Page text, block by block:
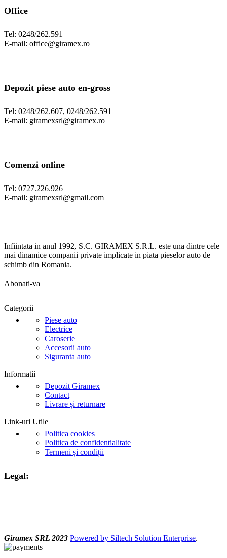
Office
Tel: 0248/262.591
E-mail: office@giramex.ro
Depozit piese auto en-gross
Tel: 0248/262.607, 0248/262.591
E-mail: giramexsrl@giramex.ro
Comenzi online
Tel: 0727.226.926
E-mail: giramexsrl@gmail.com
Infiintata in anul 1992, S.C. GIRAMEX S.R.L. este una dintre cele
mai dinamice companii private implicate in piata pieselor auto de
schimb din Romania.
Abonati-va
Categorii
Piese auto
Electrice
Caroserie
Accesorii auto
Siguranta auto
Informatii
Depozit Giramex
Contact
Livrare și returnare
Link-uri Utile
Politica cookies
Politica de confidentialitate
Termeni și condiții
Legal:
Giramex SRL 2023 Powered by Siltech Solution Enterprise.